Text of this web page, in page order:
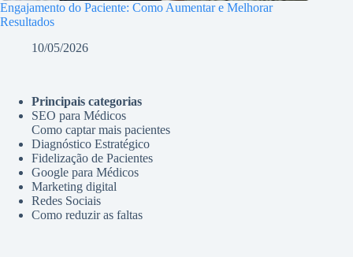
Engajamento do Paciente: Como Aumentar e Melhorar
Resultados
10/05/2026
Principais categorias
SEO para Médicos
Como captar mais pacientes
Diagnóstico Estratégico
Fidelização de Pacientes
Google para Médicos
Marketing digital
Redes Sociais
Como reduzir as faltas